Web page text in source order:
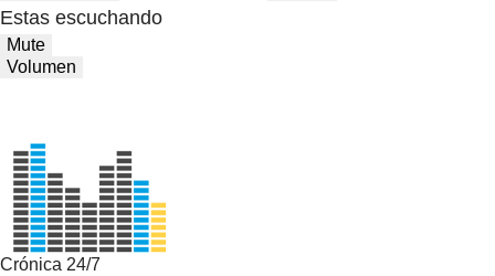
Estas escuchando
Mute
Volumen
Crónica 24/7